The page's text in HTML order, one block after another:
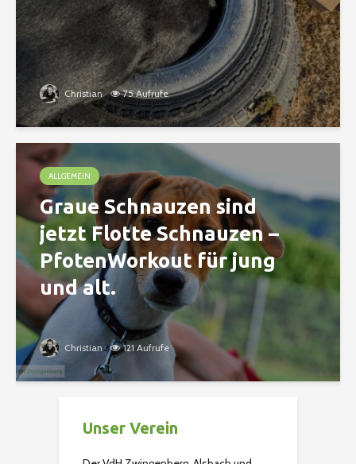
Christian 75 Aufrufe
ALLGEMEIN
Graue Schnauzen sind
jetzt Flotte Schnauzen –
PfotenWorkout für jung
und alt.
Christian 121 Aufrufe
Unser Verein